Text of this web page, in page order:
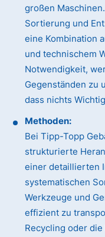
großen
Sortierung und
eine Kombination
und technischem
Notwendigkeit,
Gegenständen zu
dass nichts
Methoden:
Bei Tipp-Topp
strukturierte
einer detaillierten
systematischen
Werkzeuge und
effizient zu
Recycling oder